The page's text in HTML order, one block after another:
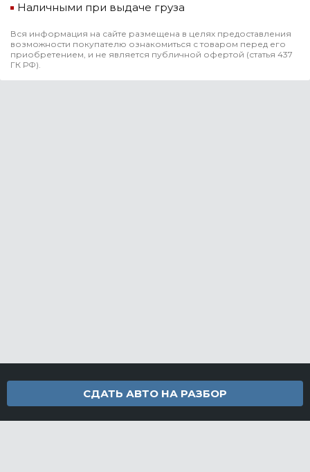
Наличными при выдаче груза
Вся информация на сайте размещена в целях предоставления
возможности покупателю ознакомиться с товаром перед его
приобретением, и не является публичной офертой (статья 437
ГК РФ).
СДАТЬ АВТО НА РАЗБОР